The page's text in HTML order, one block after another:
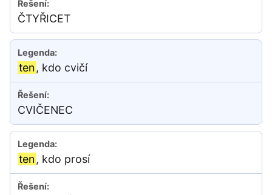
ČTYŘICET
ten, kdo cvičí
CVIČENEC
ten, kdo prosí